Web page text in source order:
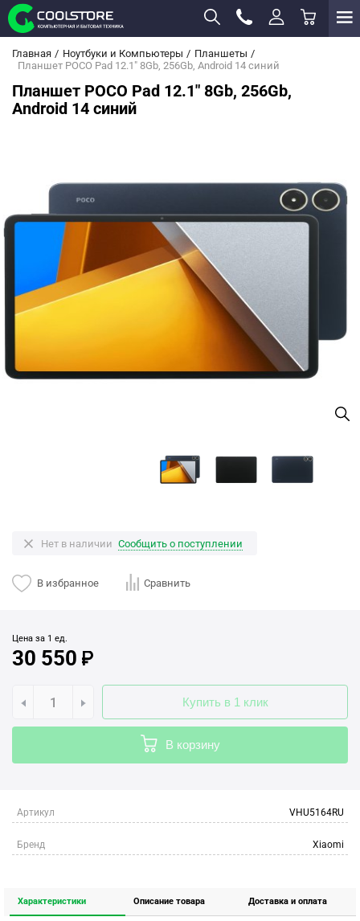
Главная Ноутбуки и Компьютеры
Планшеты
Планшет POCO Pad 12.1" 8Gb, 256Gb, Android 14 синий
Планшет POCO Pad 12.1" 8Gb, 256Gb,
Android 14 синий
Нет в наличии Сообщить о поступлении
В избранное Сравнить
Цена за 1 ед.
30 550
Купить в 1 клик
В корзину
Артикул VHU5164RU
Бренд Xiaomi
Характеристики Описание товара Доставка и оплата